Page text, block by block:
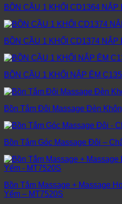
BỒN CẦU 1 KHỐI CD1364 NẮP
BỒN CẦU 1 KHỐI CD1374 NẮP
BỒN CẦU 1 KHỐI NẮP ÊM
Bồn Tắm Đôi Massage Đèn
Bồn Tắm Góc Massage Đôi –
Bồn Tắm Massage + Massage
Yếm – MT7520S